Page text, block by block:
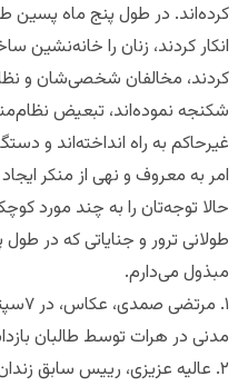
کرده‌اند. در طول پنج ماه پسین
انکار کردند، زنان را خانه‌نشین
کردند، مخالفان شخصی‌شان‌ و
شکنجه نموده‌اند، تبعیض
غیرحاکم به راه انداخته‌اند و
امر به معروف و نهی از منکر ایجاد
حالا توجه‌تان را به چند مورد
طولانی ترور و جنایاتی که در
مبذول می‌دارم.
مدنی در هرات توسط طالبان
۲. عالیه عزیزی، رییس سابق